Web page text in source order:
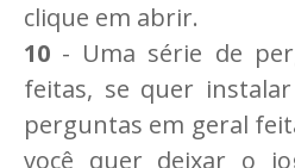
clique em abrir.
10 - Uma série de
feitas, se quer
perguntas em geral
você quer deixar o